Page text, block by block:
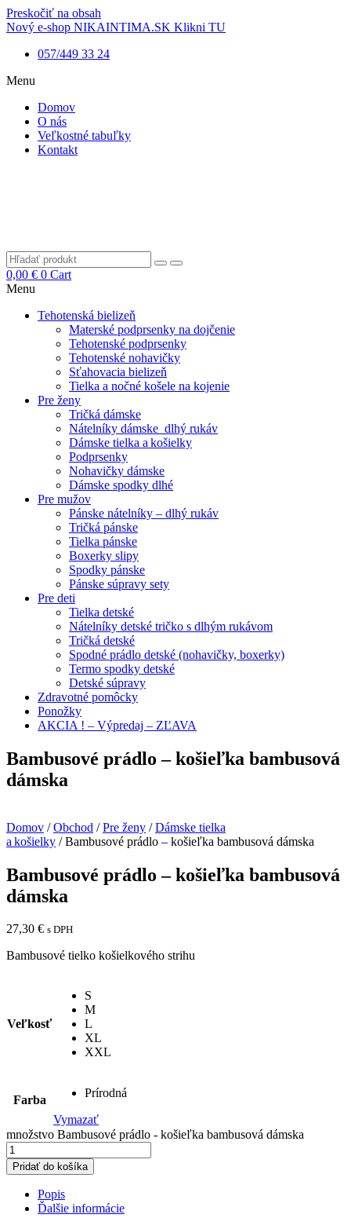
Preskočiť na obsah
Nový e-shop NIKAINTIMA.SK Klikni TU
057/449 33 24
Menu
Domov
O nás
Veľkostné tabuľky
Kontakt
0,00 € 0 Cart
Menu
Tehotenská bielizeň
Materské podprsenky na dojčenie
Tehotenské podprsenky
Tehotenské nohavičky
Sťahovacia bielizeň
Tielka a nočné košele na kojenie
Pre ženy
Tričká dámske
Nátelníky dámske dlhý rukáv
Dámske tielka a košielky
Podprsenky
Nohavičky dámske
Dámske spodky dlhé
Pre mužov
Pánske nátelníky – dlhý rukáv
Tričká pánske
Tielka pánske
Boxerky slipy
Spodky pánske
Pánske súpravy sety
Pre deti
Tielka detské
Nátelníky detské tričko s dlhým rukávom
Tričká detské
Spodné prádlo detské (nohavičky, boxerky)
Termo spodky detské
Detské súpravy
Zdravotné pomôcky
Ponožky
AKCIA ! – Výpredaj – ZĽAVA
Bambusové prádlo – košieľka bambusová
dámska
Domov /Obchod /Pre ženy /Dámske tielka
a košielky / Bambusové prádlo – košieľka bambusová dámska
Bambusové prádlo – košieľka bambusová
dámska
27,30 € s DPH
Bambusové tielko košielkového strihu
Veľkosť
S
M
L
XL
XXL
Farba
Prírodná
Vymazať
množstvo Bambusové prádlo - košieľka bambusová dámska
Pridať do košíka
Popis
Ďalšie informácie